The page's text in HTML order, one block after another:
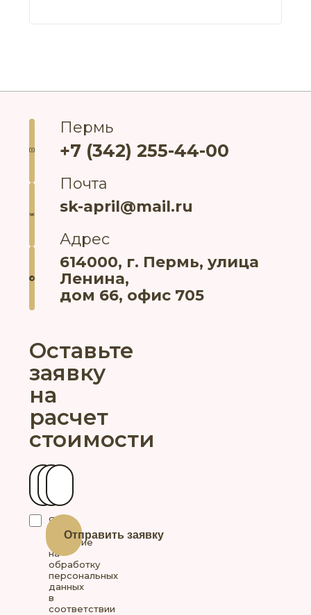
Оставьте
заявку
на
расчет
стоимости
Ваше имя
Контактный телефон
Ваш город
Я
даю
согласие
на
обработку
персональных
данных
в
соответствии
Отправить заявку
Пермь
+7 (342) 255-44-00
Почта
sk-april@mail.ru
Адрес
614000, г. Пермь, улица
Ленина,
дом 66, офис 705